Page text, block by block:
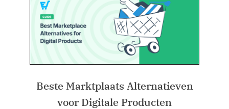
Beste Marktplaats Alternatieven
voor Digitale Producten